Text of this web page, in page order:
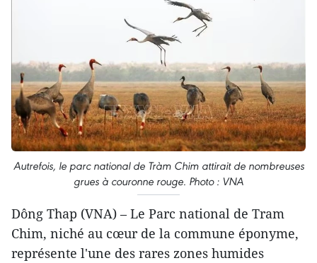
Autrefois, le parc national de Tràm Chim attirait de nombreuses
grues à couronne rouge. Photo : VNA
Dông Thap (VNA) – Le Parc national de Tram
Chim, niché au cœur de la commune éponyme,
représente l'une des rares zones humides